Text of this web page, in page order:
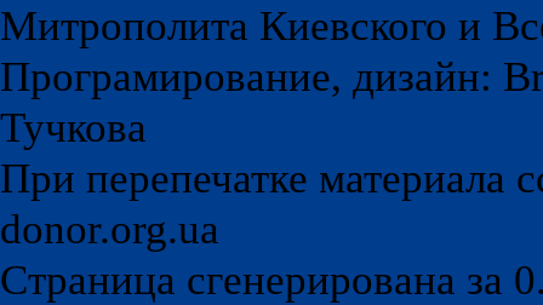
Митрополита Киевского и
Програмирование, дизайн:
Тучкова
При перепечатке материала
donor.org.ua
Страница сгенерирована за